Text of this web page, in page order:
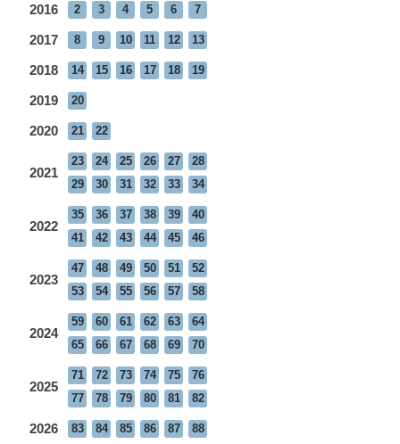
2016 2 3 4 5 6 7
2017 8 9 10 11 12 13
2018 14 15 16 17 18 19
2019 20
2020 21 22
2021
23 24 25 26 27
28
29
30 31 32 33 34
2022
35 36 37 38 39
40
41
42 43 44 45 46
2023
47 48 49 50 51
52
53
54 55 56 57 58
2024
59 60 61 62 63
64
65
66 67 68 69 70
2025
71 72 73 74 75
76
77
78 79 80 81 82
2026 83 84 85 86 87 88